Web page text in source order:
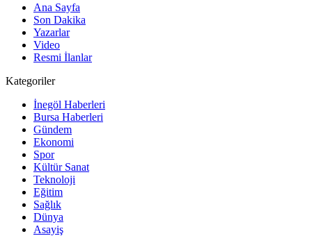
Ana Sayfa
Son Dakika
Yazarlar
Video
Resmi İlanlar
Kategoriler
İnegöl Haberleri
Bursa Haberleri
Gündem
Ekonomi
Spor
Kültür Sanat
Teknoloji
Eğitim
Sağlık
Dünya
Asayiş